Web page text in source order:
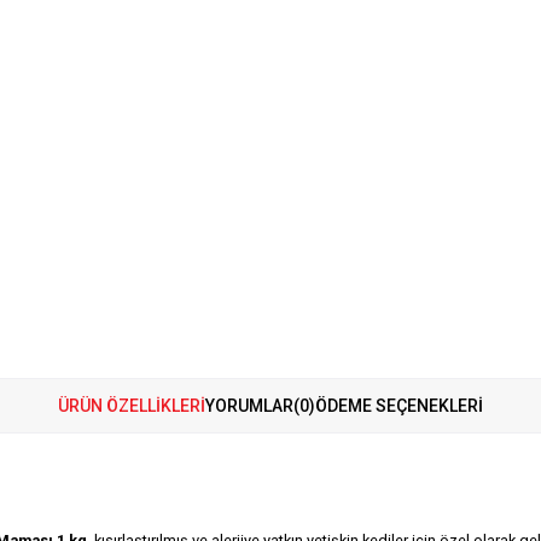
ÜRÜN ÖZELLIKLERIYORUMLAR(0)ÖDEME SEÇENEKLERI